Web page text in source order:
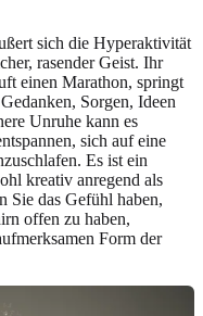
sich die Hyperaktivität
rasender Geist. Ihr
einen Marathon, springt
Sorgen, Ideen
Unruhe kann es
sich auf eine
Es ist ein
kreativ anregend als
Sie das Gefühl haben,
offen zu haben,
Form der